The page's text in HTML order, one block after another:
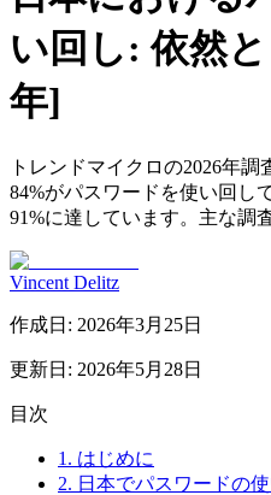
い回し: 依然
年]
トレンドマイクロの2026年
84%がパスワードを使い回し
91%に達しています。主な調
Vincent Delitz
作成日 : 2026年3月25日
更新日 : 2026年5月28日
目次
1. はじめに
2. 日本でパスワードの